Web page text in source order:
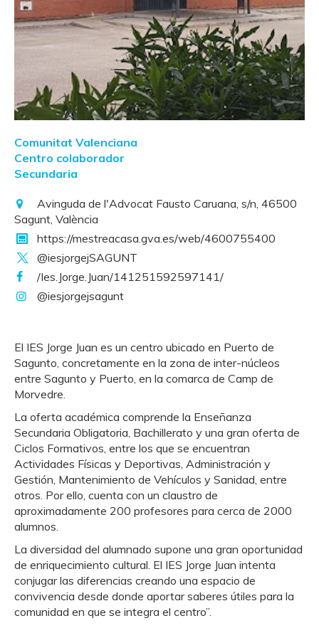
Comunitat Valenciana
Centro colaborador
Secundaria
Avinguda de l'Advocat Fausto Caruana, s/n, 46500
Sagunt, València
https://mestreacasa.gva.es/web/4600755400
@iesjorgejSAGUNT
/Ies.Jorge.Juan/141251592597141/
@iesjorgejsagunt
El IES Jorge Juan es un centro ubicado en Puerto de
Sagunto, concretamente en la zona de inter-núcleos
entre Sagunto y Puerto, en la comarca de Camp de
Morvedre.
La oferta académica comprende la Enseñanza
Secundaria Obligatoria, Bachillerato y una gran oferta de
Ciclos Formativos, entre los que se encuentran
Actividades Físicas y Deportivas, Administración y
Gestión, Mantenimiento de Vehículos y Sanidad, entre
otros. Por ello, cuenta con un claustro de
aproximadamente 200 profesores para cerca de 2000
alumnos.
La diversidad del alumnado supone una gran oportunidad
de enriquecimiento cultural. El IES Jorge Juan intenta
conjugar las diferencias creando una espacio de
convivencia desde donde aportar saberes útiles para la
comunidad en que se integra el centro”.